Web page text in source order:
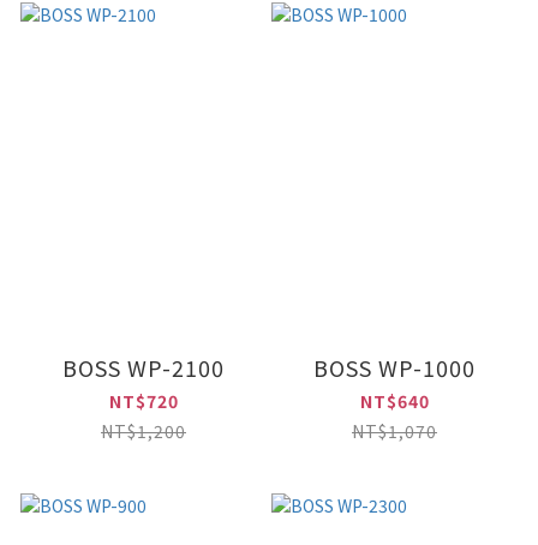
BOSS WP-2100
NT$720
NT$1,200
BOSS WP-1000
NT$640
NT$1,070